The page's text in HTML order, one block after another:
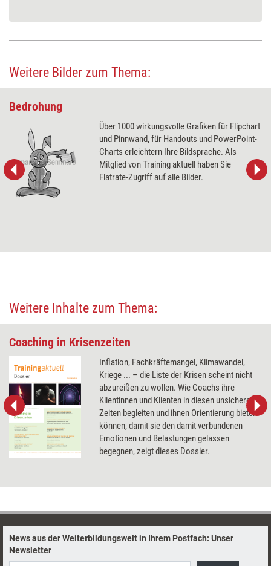
Weitere Bilder zum Thema:
Bedrohung
Über 1000 wirkungsvolle Grafiken für Flipchart
und Pinnwand, für Handouts und PowerPoint-
Charts erleichtern Ihre Bildsprache. Als
Mitglied von Training aktuell haben Sie
Flatrate-Zugriff auf alle Bilder.
Weitere Inhalte zum Thema:
Coaching in Krisenzeiten
Inflation, Fachkräftemangel, Klimawandel,
Kriege ... – die Liste der Krisen scheint nicht
abzureißen zu wollen. Wie Coachs ihre
Klientinnen und Klienten in diesen unsicheren
Zeiten begleiten und ihnen Orientierung bieten
können, damit sie den damit verbundenen
Emotionen und Belastungen gelassen
begegnen, zeigt dieses Dossier.
News aus der Weiterbildungswelt in Ihrem Postfach: Unser
Newsletter